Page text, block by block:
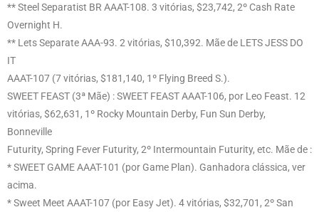
** Steel Separatist BR AAAT-108. 3 vitórias, $23,742, 2º Cash Rate
Overnight H.
** Lets Separate AAA-93. 2 vitórias, $10,392. Mãe de LETS JESS DO
IT
AAAT-107 (7 vitórias, $181,140, 1º Flying Breed S.).
SWEET FEAST (3ª Mãe) : SWEET FEAST AAAT-106, por Leo Feast. 12
vitórias, $62,631, 1º Rocky Mountain Derby, Fun Sun Derby,
Bonneville
Futurity, Spring Fever Futurity, 2º Intermountain Futurity, etc. Mãe de :
* SWEET GAME AAAT-101 (por Game Plan). Ganhadora clássica, ver
acima.
* Sweet Meet AAAT-107 (por Easy Jet). 4 vitórias, $32,701, 2º San